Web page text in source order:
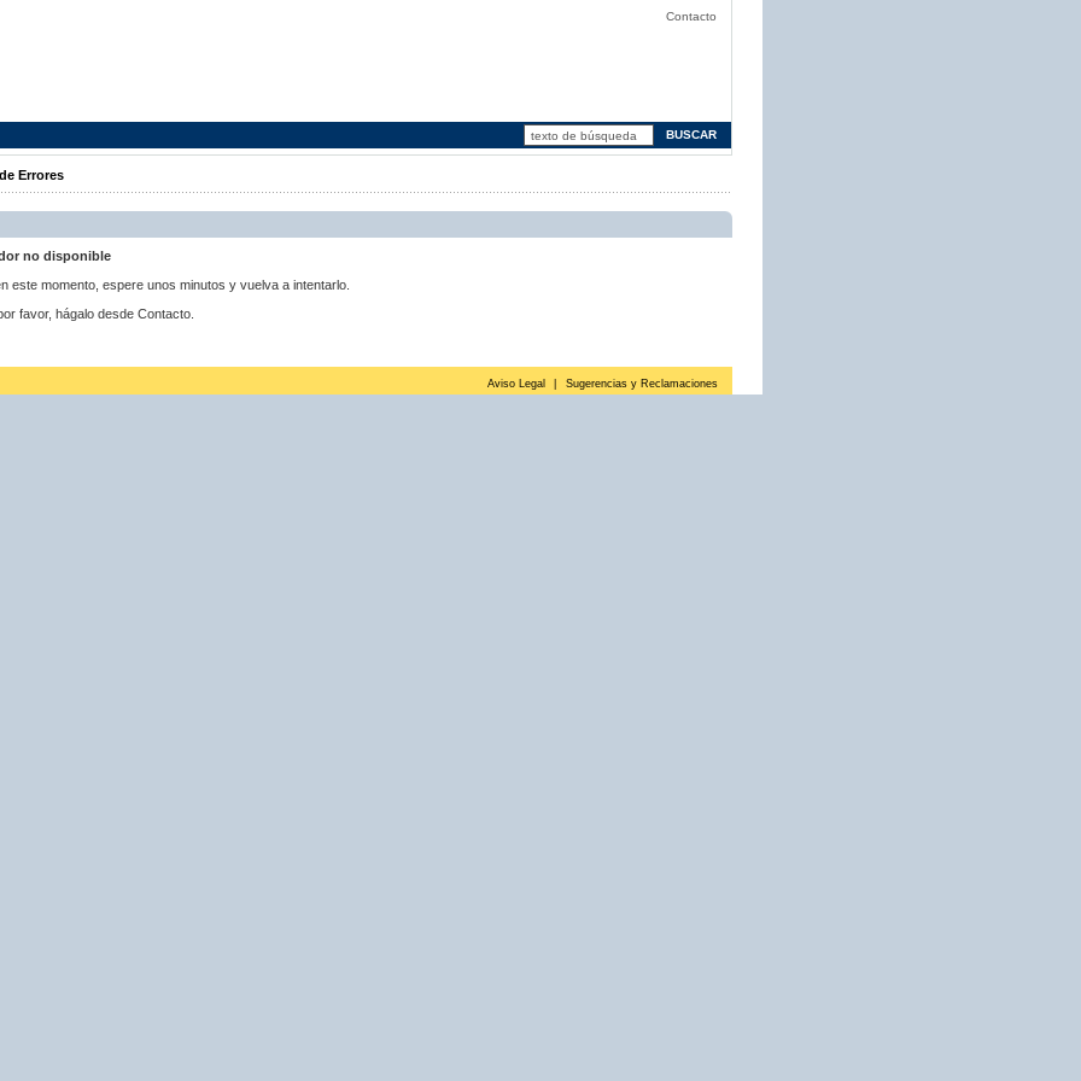
Contacto
Errores
no disponible
este momento, espere unos minutos y vuelva a intentarlo.
favor, hágalo desde Contacto.
Aviso Legal Sugerencias y Reclamaciones